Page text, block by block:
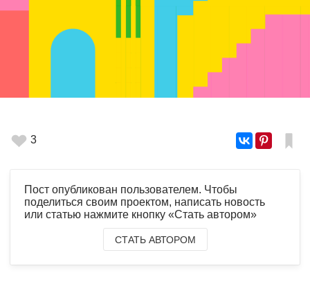
3
Пост опубликован пользователем. Чтобы
поделиться своим проектом, написать новость
или статью нажмите кнопку «Стать автором»
СТАТЬ АВТОРОМ